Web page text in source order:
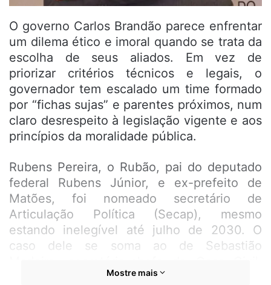
O governo Carlos Brandão parece enfrentar
um dilema ético e imoral quando se trata da
escolha de seus aliados. Em vez de
priorizar critérios técnicos e legais, o
governador tem escalado um time formado
por “fichas sujas” e parentes próximos, num
claro desrespeito à legislação vigente e aos
princípios da moralidade pública.
Rubens Pereira, o Rubão, pai do deputado
federal Rubens Júnior, e ex-prefeito de
Matões, foi nomeado secretário de
Articulação Política (Secap), mesmo
estando inelegível até julho de 2030. O
caso dele se soma ao de Sebastião
que também foi condenado e está
Mostre mais